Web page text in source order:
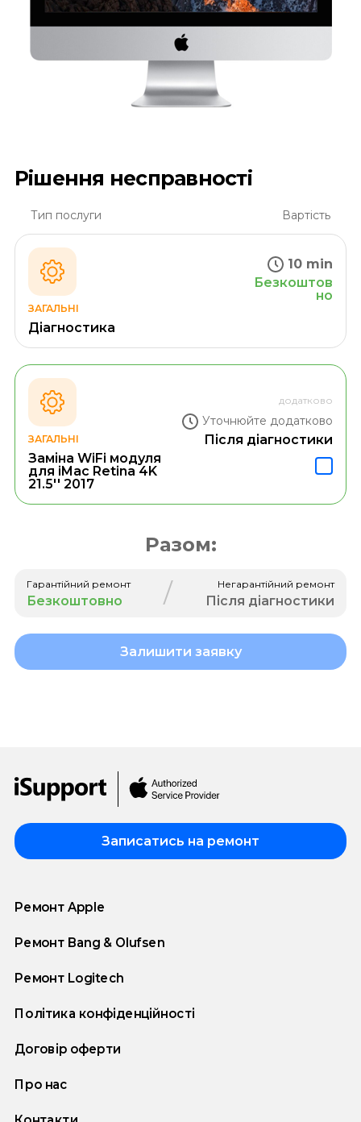
Рішення несправності
Тип послуги Вартість
ЗАГАЛЬНІ
Діагностика
10 min
Безкоштов
но
ЗАГАЛЬНІ
Заміна WiFi модуля
для iMac Retina 4K
21.5'' 2017
додатково
Уточнюйте додатково
Після діагностики
Разом:
Гарантійний ремонт
Безкоштовно / Негарантійний ремонт
Після діагностики
Залишити заявку
Записатись на ремонт
Ремонт Apple
Ремонт Bang & Olufsen
Ремонт Logitech
Політика конфіденційності
Договір оферти
Про нас